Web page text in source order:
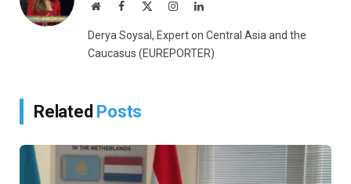
WebsiteFacebook InstagramLinkedIn
Derya Soysal, Expert on Central Asia and the
Caucasus (EUREPORTER)
Related Posts